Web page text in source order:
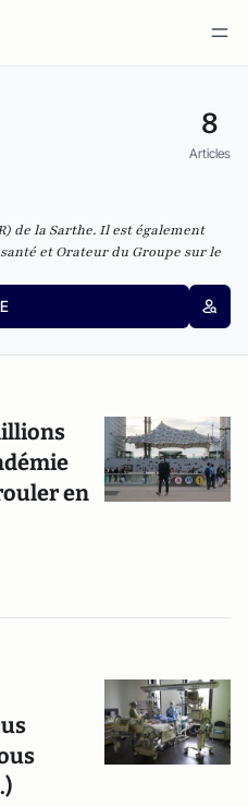
8
Articles
de la Sarthe. Il est également
et Orateur du Groupe sur le
en